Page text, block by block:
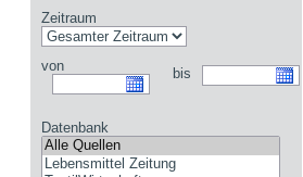
Zeitraum
von bis
Datenbank